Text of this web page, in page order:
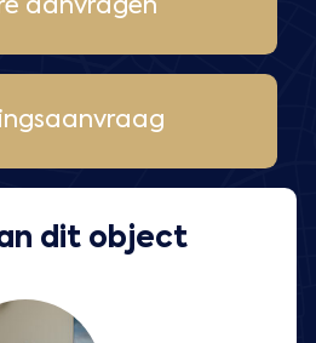
aanvragen
dit object